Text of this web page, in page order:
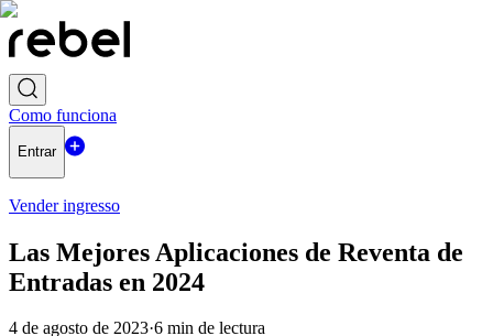
Como funciona
Entrar
Vender ingresso
Las Mejores Aplicaciones de Reventa de
Entradas en 2024
4 de agosto de 2023·6 min de lectura